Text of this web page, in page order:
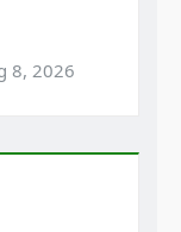
8, 2026